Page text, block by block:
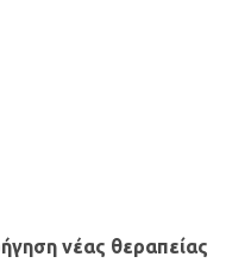
νέας θεραπείας